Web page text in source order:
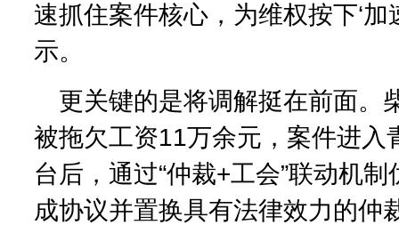
速抓住案件核心，为维权按下‘加
示。
更关键的是将调解挺在前面。
被拖欠工资11万余元，案件进入
台后，通过“仲裁+工会”联动机
成协议并置换具有法律效力的仲